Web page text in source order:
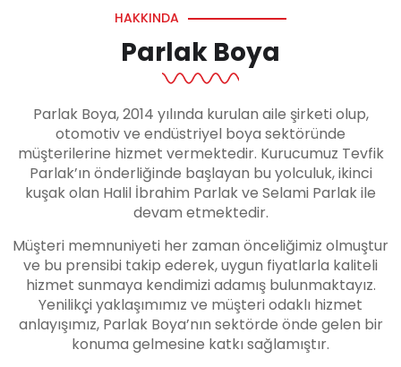
HAKKINDA
Parlak Boya
Parlak Boya, 2014 yılında kurulan aile şirketi olup,
otomotiv ve endüstriyel boya sektöründe
müşterilerine hizmet vermektedir. Kurucumuz Tevfik
Parlak’ın önderliğinde başlayan bu yolculuk, ikinci
kuşak olan Halil İbrahim Parlak ve Selami Parlak ile
devam etmektedir.
Müşteri memnuniyeti her zaman önceliğimiz olmuştur
ve bu prensibi takip ederek, uygun fiyatlarla kaliteli
hizmet sunmaya kendimizi adamış bulunmaktayız.
Yenilikçi yaklaşımımız ve müşteri odaklı hizmet
anlayışımız, Parlak Boya’nın sektörde önde gelen bir
konuma gelmesine katkı sağlamıştır.